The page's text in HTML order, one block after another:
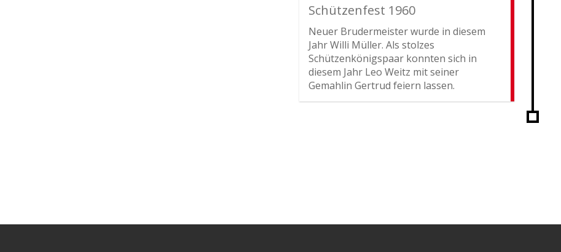
Schützenfest 1960
Neuer Brudermeister wurde in diesem
Jahr Willi Müller. Als stolzes
Schützenkönigspaar konnten sich in
diesem Jahr Leo Weitz mit seiner
Gemahlin Gertrud feiern lassen.